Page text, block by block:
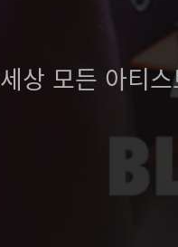
세상 모든 아티